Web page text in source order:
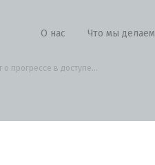
О нас Что мы делаем
о прогрессе в доступе...